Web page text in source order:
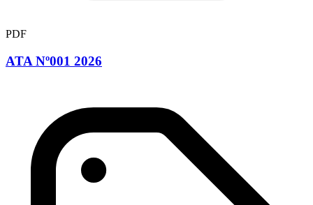
PDF
ATA Nº001 2026